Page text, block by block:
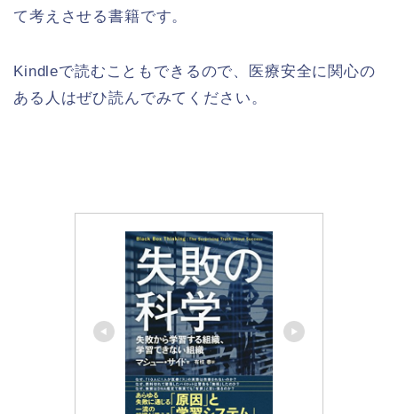
て考えさせる書籍です。
Kindleで読むこともできるので、医療安全に関心の
ある人はぜひ読んでみてください。